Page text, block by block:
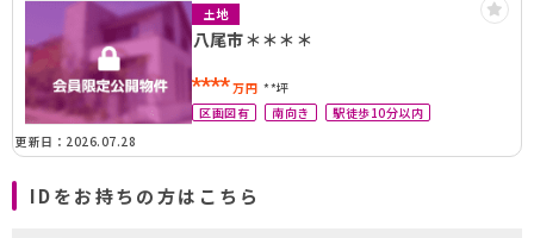
土地
八尾市＊＊＊＊
****万円 **坪
区画図有
南向き
駅徒歩10分以内
更新日：2026.07.28
IDをお持ちの方はこちら